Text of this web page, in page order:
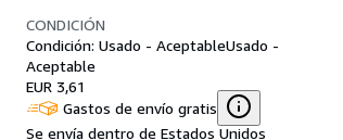
CONDICIÓN
Condición: Usado - AceptableUsado -
Aceptable
EUR 3,61
Gastos de envío gratis
Se envía dentro de Estados Unidos